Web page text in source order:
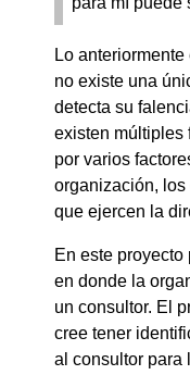
Lo
no existe una
detecta su
existen múltiples
por varios
organización,
que ejercen la
En este
en donde la
un consultor. El
cree tener
al consultor para